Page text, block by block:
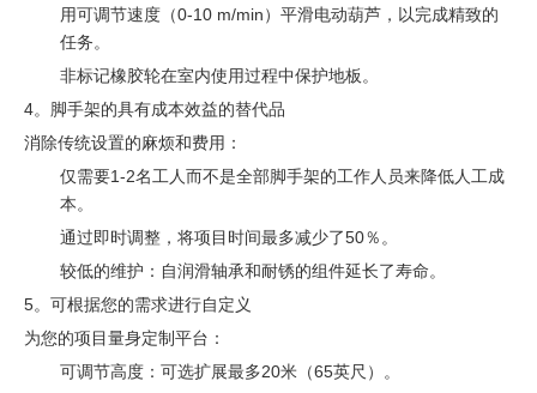
用可调节速度（0-10 m/min）平滑电动葫芦，以完成精致的
任务。
非标记橡胶轮在室内使用过程中保护地板。
4。脚手架的具有成本效益的替代品
消除传统设置的麻烦和费用：
仅需要1-2名工人而不是全部脚手架的工作人员来降低人工成
本。
通过即时调整，将项目时间最多减少了50％。
较低的维护：自润滑轴承和耐锈的组件延长了寿命。
5。可根据您的需求进行自定义
为您的项目量身定制平台：
可调节高度：可选扩展最多20米（65英尺）。